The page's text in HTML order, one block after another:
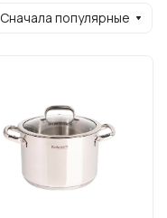
Сначала популярные